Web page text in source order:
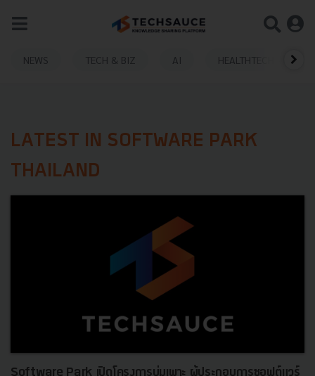
NEWS TECH & BIZ AI HEALTHTECH
LATEST IN SOFTWARE PARK
THAILAND
Software Park เปิดโครงการบ่มเพาะ ผู้ประกอบการซอฟต์แวร์